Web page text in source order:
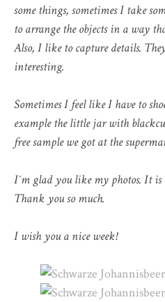
some things, sometimes I take
to arrange the objects in a way
Also, I like to capture details.
interesting.
Sometimes I feel like I have to
example the little jar with
free sample we got at the
I´m glad you like my photos. It
Thank you so much.
I wish you a nice week!